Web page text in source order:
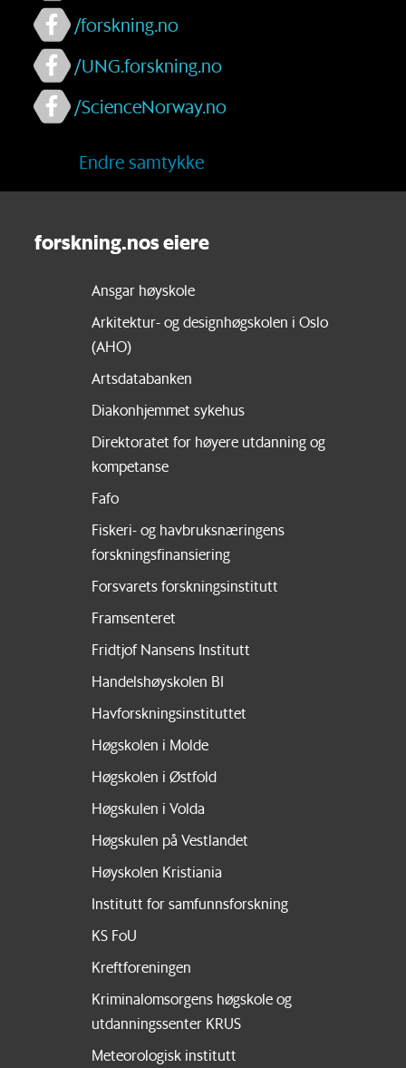
/forskning.no
/UNG.forskning.no
/ScienceNorway.no
Endre samtykke
forskning.nos eiere
Ansgar høyskole
Arkitektur- og designhøgskolen i Oslo
(AHO)
Artsdatabanken
Diakonhjemmet sykehus
Direktoratet for høyere utdanning og
kompetanse
Fafo
Fiskeri- og havbruksnæringens
forskningsfinansiering
Forsvarets forskningsinstitutt
Framsenteret
Fridtjof Nansens Institutt
Handelshøyskolen BI
Havforskningsinstituttet
Høgskolen i Molde
Høgskolen i Østfold
Høgskulen i Volda
Høgskulen på Vestlandet
Høyskolen Kristiania
Institutt for samfunnsforskning
KS FoU
Kreftforeningen
Kriminalomsorgens høgskole og
utdanningssenter KRUS
Meteorologisk institutt